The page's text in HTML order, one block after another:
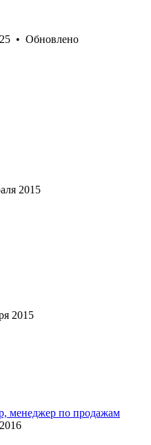
• Обновлено
2015
2015
менеджер по продажам